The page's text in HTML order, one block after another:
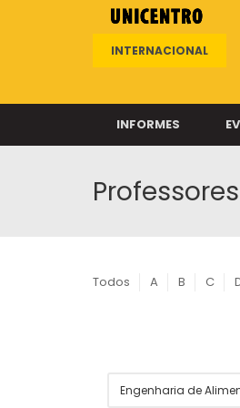
INTERNACIONAL
INFORMES
Professores
Todos A B C
Engenharia de